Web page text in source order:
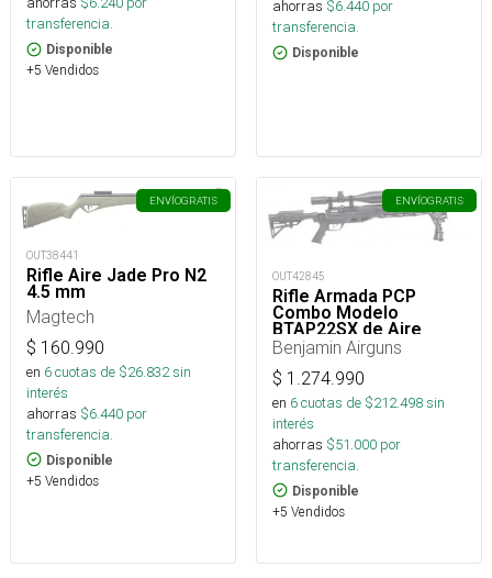
transferencia.
Disponible
+5 Vendidos
ahorras $6.440 por
transferencia.
Disponible
ENVÍOGRATIS
OUT38441
Rifle Aire Jade Pro N2
4.5 mm
Magtech
$ 160.990
en 6cuotas de $26.832sin
interés
ahorras $6.440 por
transferencia.
Disponible
+5 Vendidos
ENVÍOGRATIS
OUT42845
Rifle Armada PCP
Combo Modelo
BTAP22SX de Aire
Calibre 22 /5.5mm
Benjamin Airguns
$ 1.274.990
en 6cuotas de $212.498sin
interés
ahorras $51.000 por
transferencia.
Disponible
+5 Vendidos